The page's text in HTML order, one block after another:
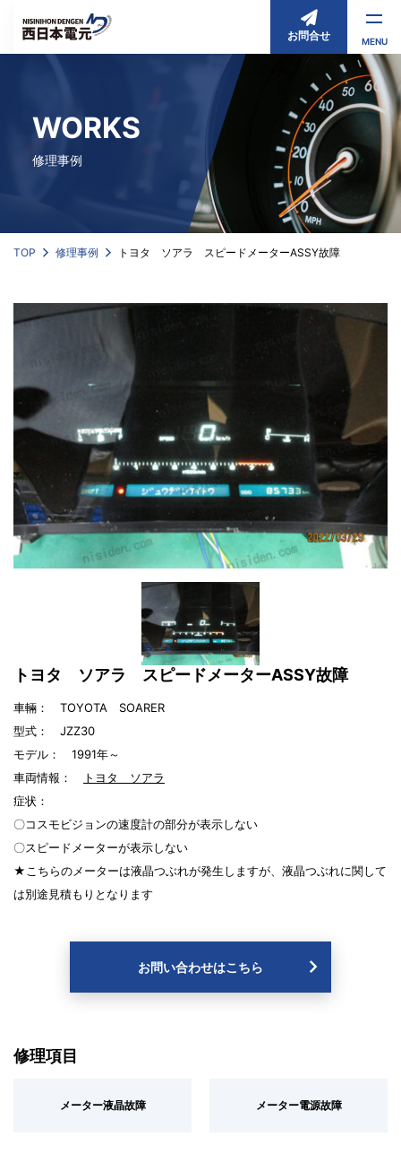
お問合せ MENU
WORKS
修理事例
TOP 修理事例 トヨタ ソアラ スピードメーターASSY故障
トヨタ ソアラ スピードメーターASSY故障
車輛： TOYOTA SOARER
型式： JZZ30
モデル： 1991年～
車両情報：
トヨタ ソアラ
症状：
〇コスモビジョンの速度計の部分が表示しない
〇スピードメーターが表示しない
★こちらのメーターは液晶つぶれが発生しますが、液晶つぶれに関して
は別途見積もりとなります
お問い合わせはこちら
修理項目
メーター液晶故障 メーター電源故障